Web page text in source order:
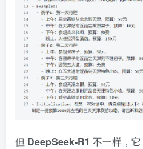
但 DeepSeek-R1 不一样，它